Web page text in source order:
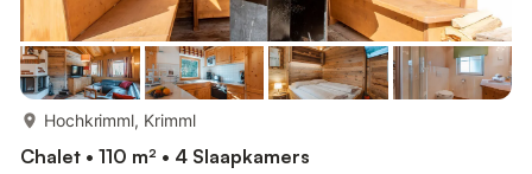
Hochkrimml, Krimml
Chalet • 110 m² • 4 Slaapkamers